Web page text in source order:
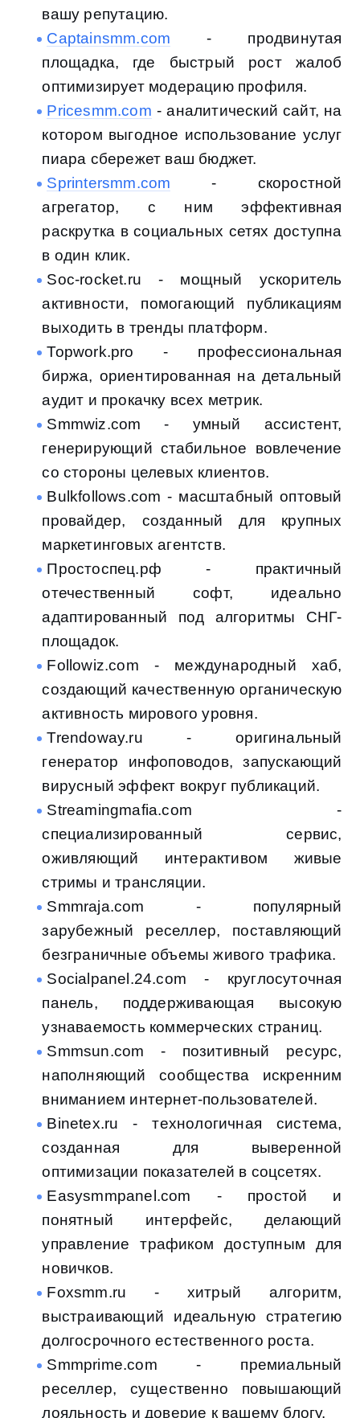
вашу репутацию.
Captainsmm.com - продвинутая
площадка, где быстрый рост жалоб
оптимизирует модерацию профиля.
Pricesmm.com - аналитический сайт, на
котором выгодное использование услуг
пиара сбережет ваш бюджет.
Sprintersmm.com - скоростной
агрегатор, с ним эффективная
раскрутка в социальных сетях доступна
в один клик.
Soc-rocket.ru - мощный ускоритель
активности, помогающий публикациям
выходить в тренды платформ.
Topwork.pro - профессиональная
биржа, ориентированная на детальный
аудит и прокачку всех метрик.
Smmwiz.com - умный ассистент,
генерирующий стабильное вовлечение
со стороны целевых клиентов.
Bulkfollows.com - масштабный оптовый
провайдер, созданный для крупных
маркетинговых агентств.
Простоспец.рф - практичный
отечественный софт, идеально
адаптированный под алгоритмы СНГ-
площадок.
Followiz.com - международный хаб,
создающий качественную органическую
активность мирового уровня.
Trendoway.ru - оригинальный
генератор инфоповодов, запускающий
вирусный эффект вокруг публикаций.
Streamingmafia.com -
специализированный сервис,
оживляющий интерактивом живые
стримы и трансляции.
Smmraja.com - популярный
зарубежный реселлер, поставляющий
безграничные объемы живого трафика.
Socialpanel.24.com - круглосуточная
панель, поддерживающая высокую
узнаваемость коммерческих страниц.
Smmsun.com - позитивный ресурс,
наполняющий сообщества искренним
вниманием интернет-пользователей.
Binetex.ru - технологичная система,
созданная для выверенной
оптимизации показателей в соцсетях.
Easysmmpanel.com - простой и
понятный интерфейс, делающий
управление трафиком доступным для
новичков.
Foxsmm.ru - хитрый алгоритм,
выстраивающий идеальную стратегию
долгосрочного естественного роста.
Smmprime.com - премиальный
реселлер, существенно повышающий
лояльность и доверие к вашему блогу.